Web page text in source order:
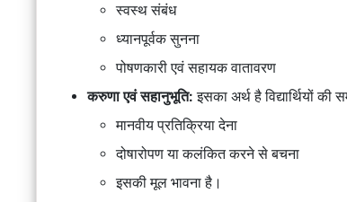
स्वस्थ संबंध
ध्यानपूर्वक सुनना
पोषणकारी एवं सहायक वातावरण
करुणा एवं सहानुभूति:इसका अर्थ है विद्यार्थियों
मानवीय प्रतिक्रिया देना
दोषारोपण या कलंकित करने से बचना
इसकी मूल भावना है।